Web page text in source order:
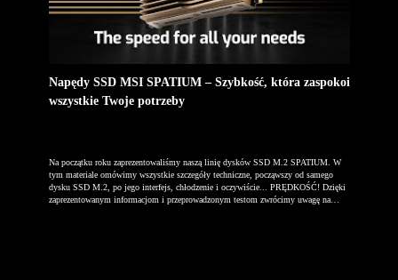
Napędy SSD MSI SPATIUM – Szybkość, która zaspokoi
wszystkie Twoje potrzeby
Na początku roku zaprezentowaliśmy naszą linię dysków SSD M.2 SPATIUM. W
tym materiale omówimy wszystkie szczegóły techniczne, począwszy od samego
dysku SSD M.2, po jego interfejs, chłodzenie i oczywiście... PRĘDKOŚĆ! Dzięki
zaprezentowanym informacjom i przeprowadzonym testom zwrócimy uwagę na